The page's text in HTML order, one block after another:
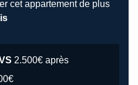
cet appartement de plus
2.500€ après